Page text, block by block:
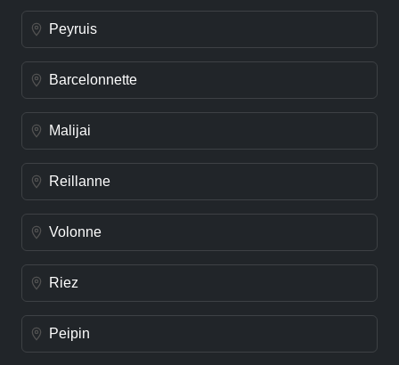
Peyruis
Barcelonnette
Malijai
Reillanne
Volonne
Riez
Peipin